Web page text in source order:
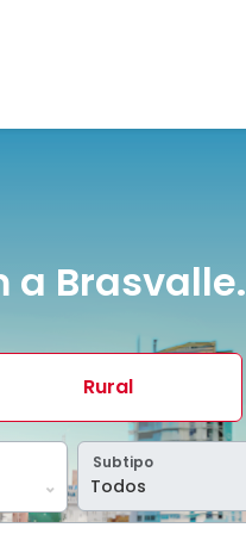
a Brasvalle.
Rural
Subtipo